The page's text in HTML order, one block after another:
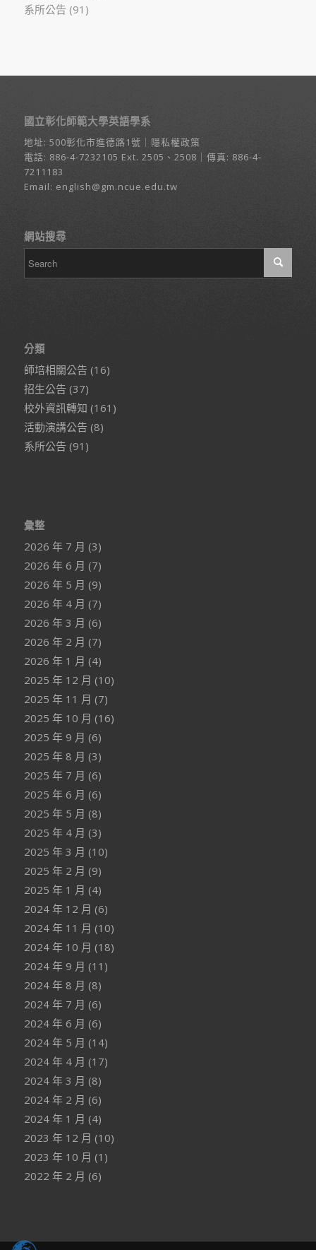
系所公告 (91)
國立彰化師範大學英語學系
地址: 500彰化市進德路1號 ｜ 隱私權政策
電話: 886-4-7232105 Ext. 2505、2508｜傳真: 886-4-
7211183
Email: english@gm.ncue.edu.tw
網站搜尋
分類
師培相關公告 (16)
招生公告 (37)
校外資訊轉知 (161)
活動演講公告 (8)
系所公告 (91)
彙整
2026 年 7 月 (3)
2026 年 6 月 (7)
2026 年 5 月 (9)
2026 年 4 月 (7)
2026 年 3 月 (6)
2026 年 2 月 (7)
2026 年 1 月 (4)
2025 年 12 月 (10)
2025 年 11 月 (7)
2025 年 10 月 (16)
2025 年 9 月 (6)
2025 年 8 月 (3)
2025 年 7 月 (6)
2025 年 6 月 (6)
2025 年 5 月 (8)
2025 年 4 月 (3)
2025 年 3 月 (10)
2025 年 2 月 (9)
2025 年 1 月 (4)
2024 年 12 月 (6)
2024 年 11 月 (10)
2024 年 10 月 (18)
2024 年 9 月 (11)
2024 年 8 月 (8)
2024 年 7 月 (6)
2024 年 6 月 (6)
2024 年 5 月 (14)
2024 年 4 月 (17)
2024 年 3 月 (8)
2024 年 2 月 (6)
2024 年 1 月 (4)
2023 年 12 月 (10)
2023 年 10 月 (1)
2022 年 2 月 (6)